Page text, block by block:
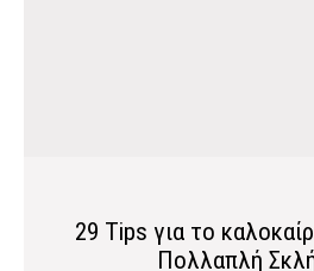
29 Tips για το
Πολλαπλή